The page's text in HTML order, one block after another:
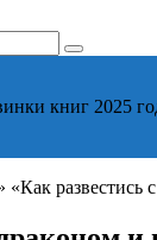
книг 2025
«Как